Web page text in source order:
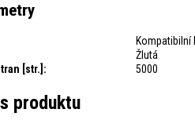
Kompatibilní
Žlutá
[str.]:
5000
produktu